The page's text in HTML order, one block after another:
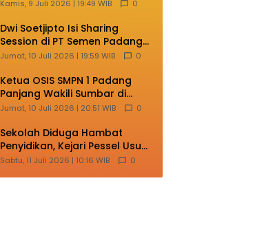
Kamis, 9 Juli 2026 | 19:49 WIB 0
Dwi Soetjipto Isi Sharing
Session di PT Semen Padang;
Perusahaan Dituntut Lakukan
Jumat, 10 Juli 2026 | 19:59 WIB 0
Ketua OSIS SMPN 1 Padang
Panjang Wakili Sumbar di
Ajang Nasional Bintang Sobat
Jumat, 10 Juli 2026 | 20:51 WIB 0
Sekolah Diduga Hambat
Penyidikan, Kejari Pessel Usut
Dugaan Pungli SMAN 3 Painan
Sabtu, 11 Juli 2026 | 10:16 WIB 0